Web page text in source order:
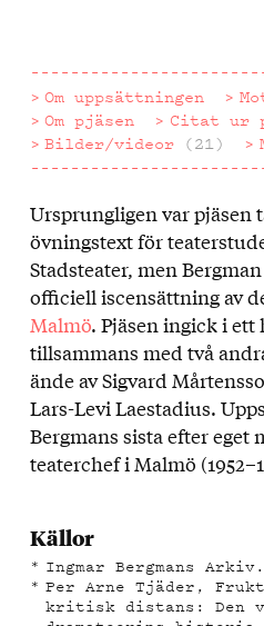
Om uppsättningen
Om pjäsen
Citat ur
Bilder/videor (21)
Om
uppsättningen
Ursprungligen var pjäsen
övningstext för
Stadsteater, men
officiell iscensättning av
Malmö. Pjäsen ingick i
tillsammans med två
ände av Sigvard
Lars-Levi Laestadius.
Bergmans sista efter
teaterchef i Malmö
Källor
Ingmar Bergmans Arkiv.
Per Arne Tjäder,
kritisk distans: Den